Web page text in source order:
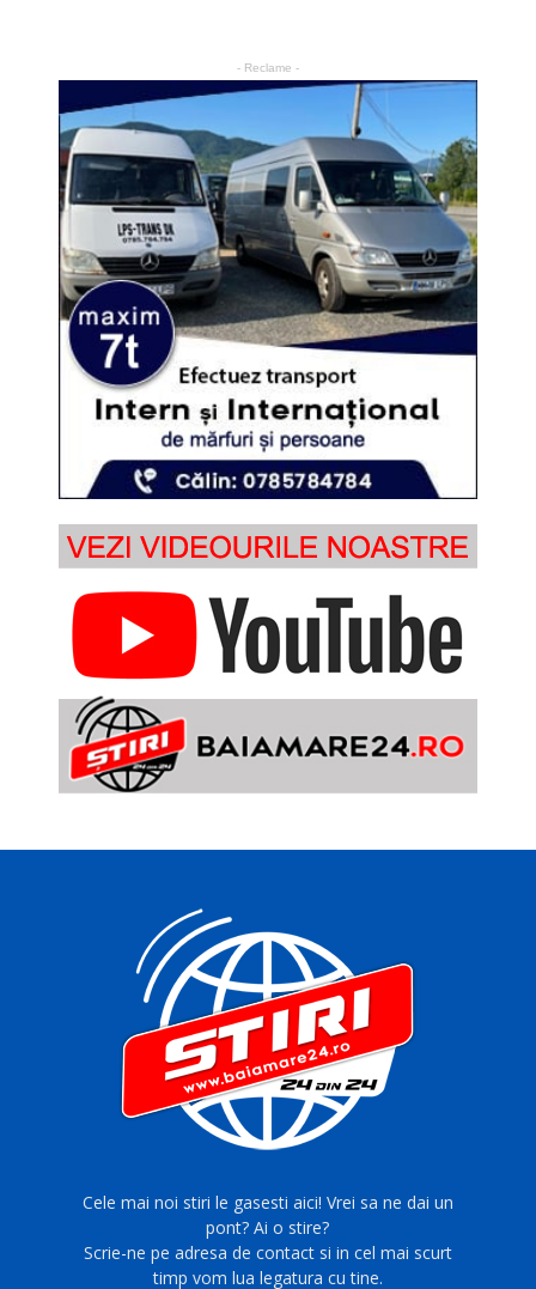
- Reclame -
Cele mai noi stiri le gasesti aici! Vrei sa ne dai un
pont? Ai o stire?
Scrie-ne pe adresa de contact si in cel mai scurt
timp vom lua legatura cu tine.